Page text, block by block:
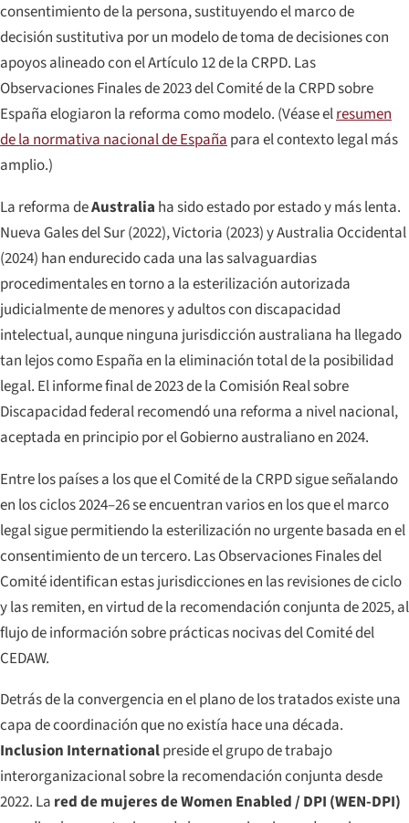
consentimiento de la persona, sustituyendo el marco de
decisión sustitutiva por un modelo de toma de decisiones con
apoyos alineado con el Artículo 12 de la CRPD. Las
Observaciones Finales de 2023 del Comité de la CRPD sobre
España elogiaron la reforma como modelo. (Véase elresumen
de la normativa nacional de Españapara el contexto legal más
amplio.)
La reforma deAustralia ha sido estado por estado y más lenta.
Nueva Gales del Sur (2022), Victoria (2023) y Australia Occidental
(2024) han endurecido cada una las salvaguardias
procedimentales en torno a la esterilización autorizada
judicialmente de menores y adultos con discapacidad
intelectual, aunque ninguna jurisdicción australiana ha llegado
tan lejos como España en la eliminación total de la posibilidad
legal. El informe final de 2023 de la Comisión Real sobre
Discapacidad federal recomendó una reforma a nivel nacional,
aceptada en principio por el Gobierno australiano en 2024.
Entre los países a los que el Comité de la CRPD sigue señalando
en los ciclos 2024–26 se encuentran varios en los que el marco
legal sigue permitiendo la esterilización no urgente basada en el
consentimiento de un tercero. Las Observaciones Finales del
Comité identifican estas jurisdicciones en las revisiones de ciclo
y las remiten, en virtud de la recomendación conjunta de 2025, al
flujo de información sobre prácticas nocivas del Comité del
CEDAW.
Detrás de la convergencia en el plano de los tratados existe una
capa de coordinación que no existía hace una década.
Inclusion Internationalpreside el grupo de trabajo
interorganizacional sobre la recomendación conjunta desde
2022. La red de mujeres de Women Enabled / DPI (WEN-DPI)